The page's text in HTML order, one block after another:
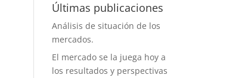
Últimas publicaciones
Análisis de situación de los
mercados.
El mercado se la juega hoy a
los resultados y perspectivas